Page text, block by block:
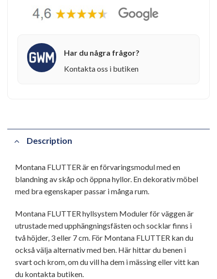
Har du några frågor?
Kontakta oss i butiken
Description
Montana FLUTTER är en förvaringsmodul med en
blandning av skåp och öppna hyllor. En dekorativ möbel
med bra egenskaper passar i många rum.
Montana FLUTTER hyllsystem Moduler för väggen är
utrustade med upphängningsfästen och socklar finns i
två höjder, 3 eller 7 cm. För Montana FLUTTER kan du
också välja alternativ med ben. Här hittar du benen i
svart och krom, om du vill ha dem i mässing eller vitt kan
du kontakta butiken.